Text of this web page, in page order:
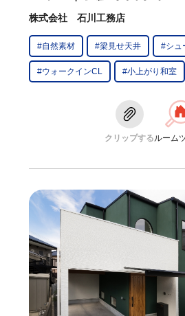
株式会社 石川工務店
#自然素材 #梁見せ天井 #シュ
#ウォークインCL #小上がり和室
クリップするルーム